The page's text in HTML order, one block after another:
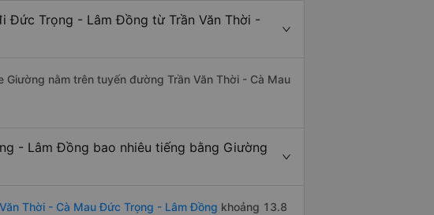
Đức Trọng - Lâm Đồng từ Trần Văn Thời -
nằm trên tuyến đường Trần Văn Thời - Cà Mau
- Lâm Đồng bao nhiêu tiếng bằng Giường
Thời - Cà Mau Đức Trọng - Lâm Đồng khoảng 13.8